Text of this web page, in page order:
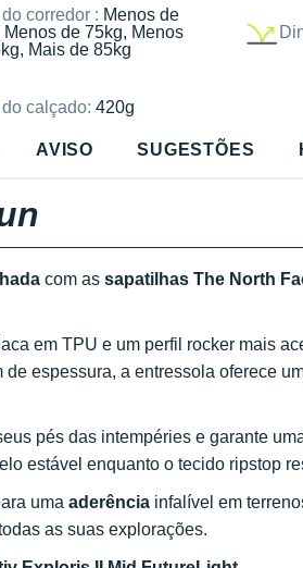
corredor : Menos de
Menos de 75kg, Menos
Mais de 85kg
calçado: 420g
AVISO SUGESTÕES
com as sapatilhas The North
em TPU e um perfil rocker mais
espessura, a entressola oferece
pés das intempéries e garante
estável enquanto o tecido ripstop
uma aderência infalível em
as suas explorações.